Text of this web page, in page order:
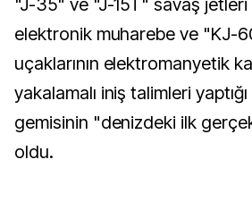
"J-35" ve "J-15T" savaş jetleri
elektronik muharebe ve "KJ-
uçaklarının elektromanyetik
yakalamalı iniş talimleri
gemisinin "denizdeki ilk
oldu.